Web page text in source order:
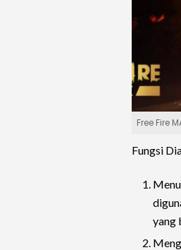
Free Fire
Fungsi
yang